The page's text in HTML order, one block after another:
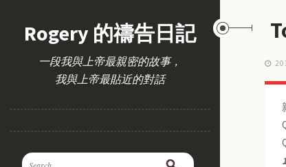
Rogery 的禱告日記
一段我與上帝最親密的故事，
我與上帝最貼近的對話